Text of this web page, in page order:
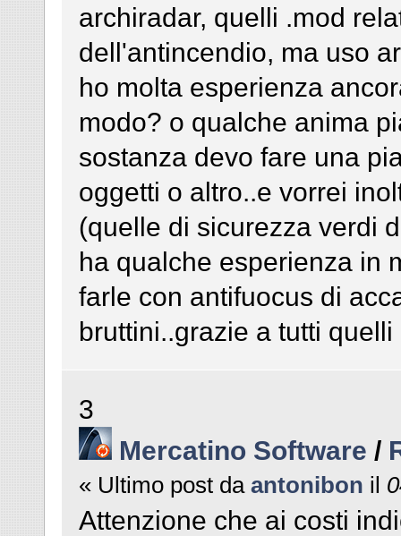
archiradar, quelli .mod
dell'antincendio, ma uso
ho molta esperienza
modo? o qualche anima
sostanza devo fare una
oggetti o altro..e vorrei
(quelle di sicurezza verdi
ha qualche esperienza in
farle con antifuocus di
bruttini..grazie a tutti
3
Mercatino Software /
« Ultimo post da antonibon il
Attenzione che ai costi